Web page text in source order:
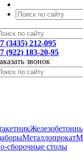
(3435) 212-095
(922) 183-20-95
звонок
Металлопрокат
сборочные столы